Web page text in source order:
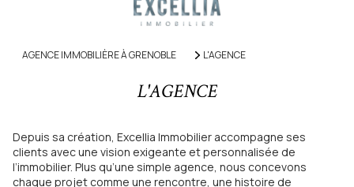
AGENCE IMMOBILIÈRE À GRENOBLE L'AGENCE
L'AGENCE
Depuis sa création, Excellia Immobilier accompagne ses
clients avec une vision exigeante et personnalisée de
l’immobilier. Plus qu’une simple agence, nous concevons
chaque projet comme une rencontre, une histoire de